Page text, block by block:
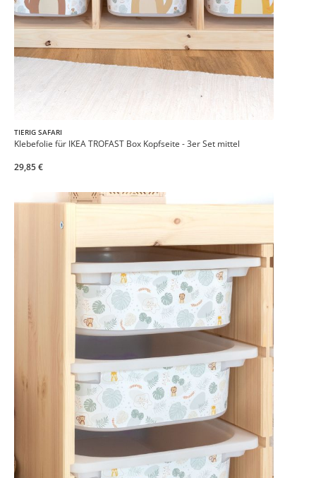
TIERIG SAFARI
Klebefolie für IKEA TROFAST Box Kopfseite - 3er Set mittel
29,85 €